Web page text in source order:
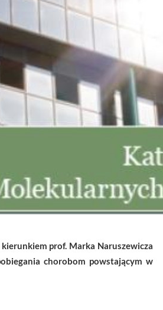
prof. Marka Naruszewicza
chorobom powstającym w